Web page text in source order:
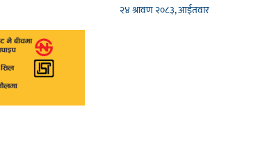
२४ श्रावण २०८३, आईतवार